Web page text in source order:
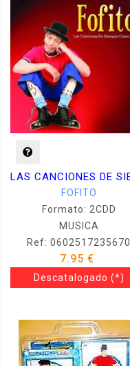
FOFITO
Formato: 2CDD
MUSICA
Ref: 0602517235670
7.95 €
Descatalogado (*)